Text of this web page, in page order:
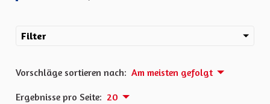
Filter
Vorschläge sortieren nach: Am meisten gefolgt
Ergebnisse pro Seite: 20